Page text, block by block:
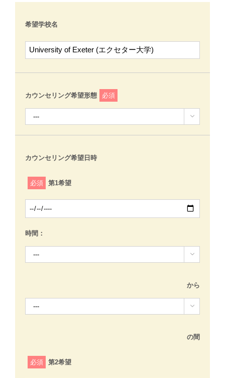
希望学校名
カウンセリング希望形態 必須

カウンセリング希望日時
必須 第1希望
時間：

から

の間
必須 第2希望